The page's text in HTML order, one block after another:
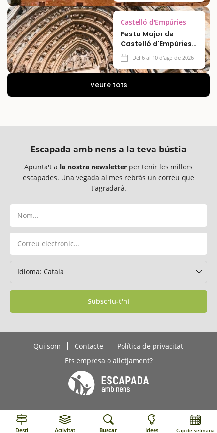
Castelló d'Empúries
Festa Major de
Castelló d'Empúries
2026Del 6 al 10 d'ago de 2026
Veure tots
Escapada amb nens a la teva bústia
Apunta't a la nostra newsletter per tenir les millors
escapades. Una vegada al mes rebràs un correu que
t'agradarà.
Subscriu-t'hi
Qui som Contacte
Política de privacitat
Ets empresa o allotjament?
Destí Activitat Buscar Idees Cap de setmana